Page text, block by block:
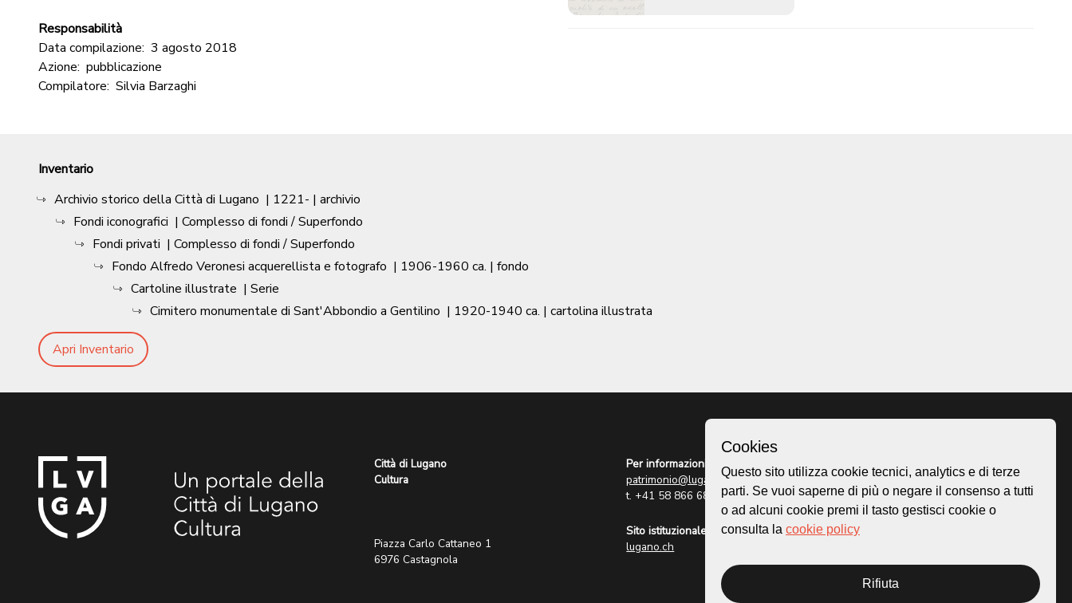
Responsabilità
Data compilazione: 3 agosto 2018
Azione: pubblicazione
Compilatore: Silvia Barzaghi
Inventario
Archivio storico della Città di Lugano | 1221- | archivio
Fondi iconografici | Complesso di fondi / Superfondo
Fondi privati | Complesso di fondi / Superfondo
Fondo Alfredo Veronesi acquerellista e fotografo | 1906-1960 ca. | fondo
Cartoline illustrate | Serie
Cimitero monumentale di Sant'Abbondio a Gentilino | 1920-1940 ca. | cartolina illustrata
Apri Inventario
Città di Lugano
Cultura
Piazza Carlo Cattaneo 1
6976 Castagnola
Per informazioni:
patrimonio@lugano.ch
t. +41 58 866 68 50
Sito istituzionale:
lugano.ch
Homepage
Mappa
Storie
Cookies
Questo sito utilizza cookie tecnici, analytics e di terze
parti. Se vuoi saperne di più o negare il consenso a tutti
o ad alcuni cookie premi il tasto gestisci cookie o
consulta la cookie policy
Rifiuta